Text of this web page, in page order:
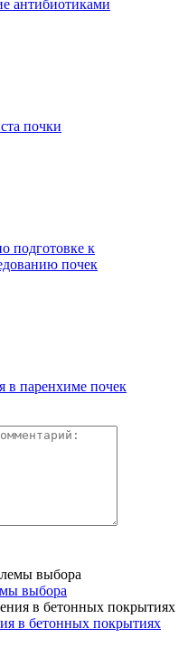
антибиотиками
почки
подготовке к
почек
в паренхиме почек
выбора
в бетонных покрытиях